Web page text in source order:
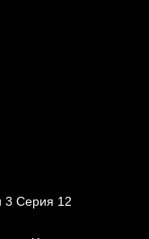
3 Серия 12